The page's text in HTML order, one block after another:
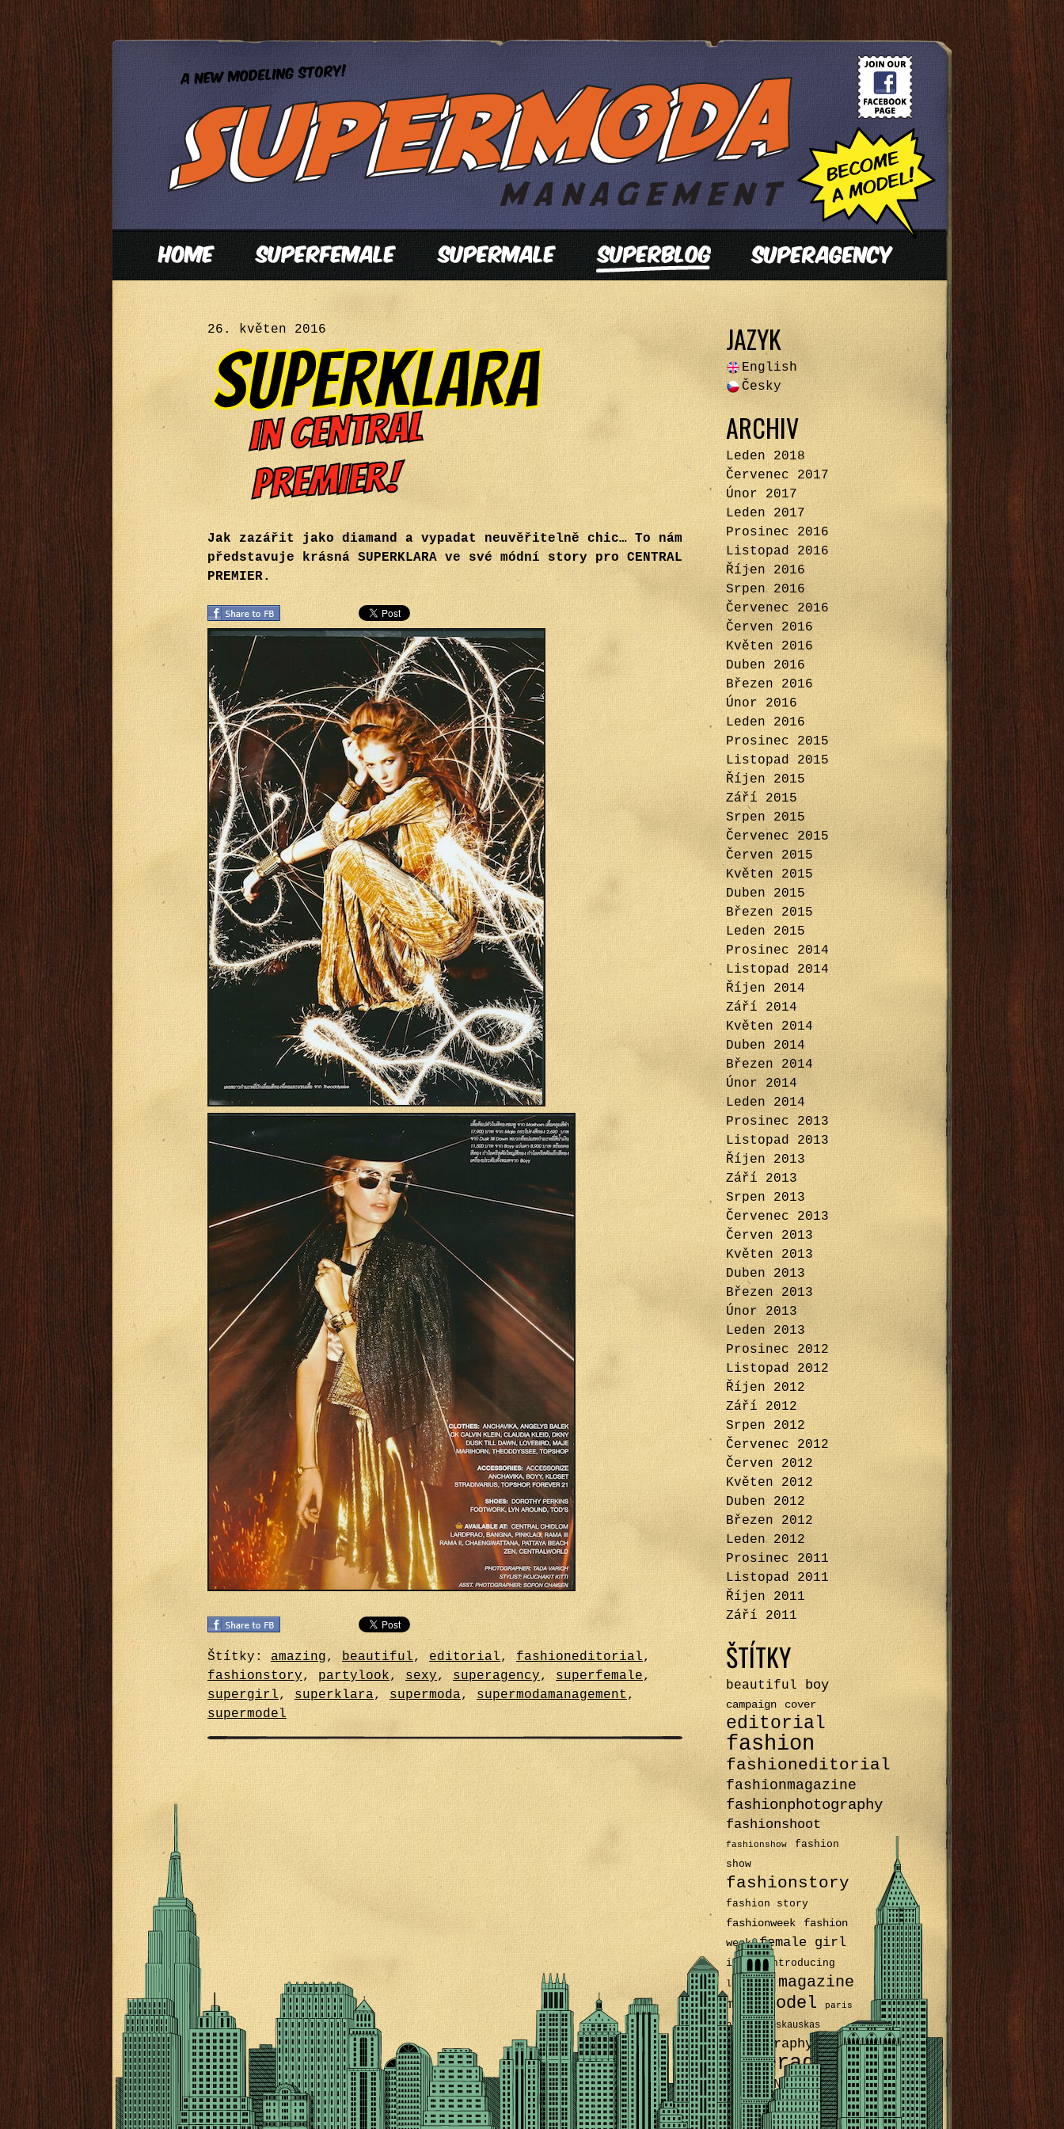
26. květen 2016
Jak zazářit jako diamand a vypadat neuvěřitelně chic… To nám
představuje krásná SUPERKLARA ve své módní story pro CENTRAL
PREMIER.
Štítky: amazing, beautiful, editorial, fashioneditorial,
fashionstory, partylook, sexy, superagency,superfemale,
supergirl, superklara, supermoda, supermodamanagement ,
supermodel
JAZYK
English
Česky
ARCHIV
Leden 2018
Červenec 2017
Únor 2017
Leden 2017
Prosinec 2016
Listopad 2016
Říjen 2016
Srpen 2016
Červenec 2016
Červen 2016
Květen 2016
Duben 2016
Březen 2016
Únor 2016
Leden 2016
Prosinec 2015
Listopad 2015
Říjen 2015
Září 2015
Srpen 2015
Červenec 2015
Červen 2015
Květen 2015
Duben 2015
Březen 2015
Leden 2015
Prosinec 2014
Listopad 2014
Říjen 2014
Září 2014
Květen 2014
Duben 2014
Březen 2014
Únor 2014
Leden 2014
Prosinec 2013
Listopad 2013
Říjen 2013
Září 2013
Srpen 2013
Červenec 2013
Červen 2013
Květen 2013
Duben 2013
Březen 2013
Únor 2013
Leden 2013
Prosinec 2012
Listopad 2012
Říjen 2012
Září 2012
Srpen 2012
Červenec 2012
Červen 2012
Květen 2012
Duben 2012
Březen 2012
Leden 2012
Prosinec 2011
Listopad 2011
Říjen 2011
Září 2011
ŠTÍTKY
beautiful boy
campaign cover
editorial
fashion
fashioneditorial
fashionmagazine
fashionphotography
fashionshoot
fashionshow
fashion
show
fashionstory
fashion story
fashionweek
fashion
week
female girl
intro
introducing
lookbook
magazine
male model paris
pauliusmeskauskas
photography
superagency
SUPERANDREY
superboy
superfemale